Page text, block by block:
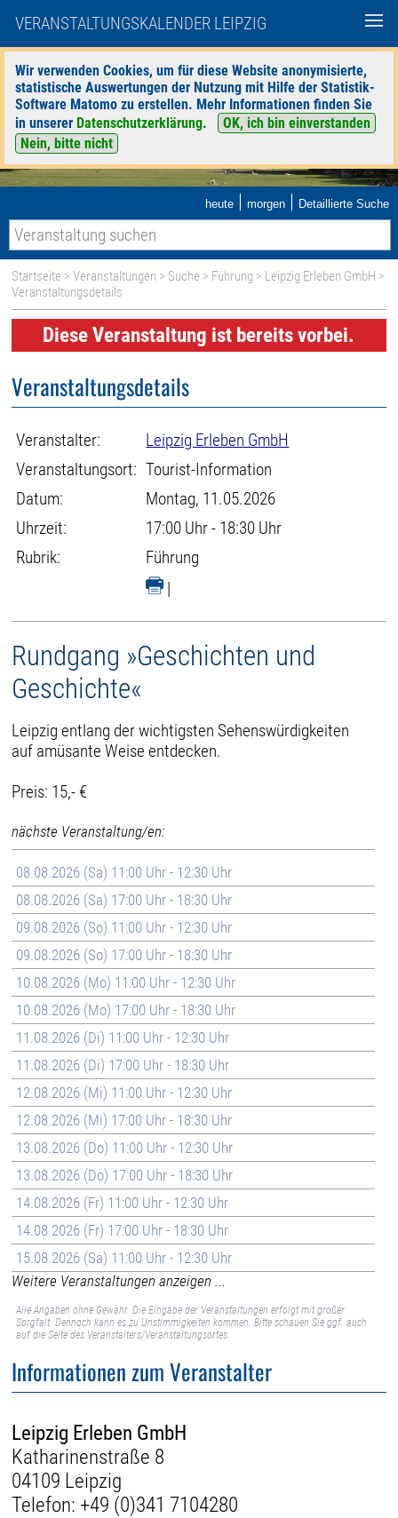
VERANSTALTUNGSKALENDER LEIPZIG
Wir verwenden Cookies, um für diese Website anonymisierte,
statistische Auswertungen der Nutzung mit Hilfe der Statistik-
Software Matomo zu erstellen. Mehr Informationen finden Sie
in unserer Datenschutzerklärung.
OK, ich bin einverstanden
Nein, bitte nicht
heute | morgen | Detaillierte Suche
Startseite >Veranstaltungen > Suche > Führung > Leipzig Erleben GmbH >
Veranstaltungsdetails
Diese Veranstaltung ist bereits vorbei.
Veranstaltungsdetails
Veranstalter:
Leipzig Erleben GmbH
Veranstaltungsort: Tourist-Information
Datum:
Montag, 11.05.2026
Uhrzeit:
17:00 Uhr - 18:30 Uhr
Rubrik:
Führung
|
Rundgang »Geschichten und
Geschichte«
Leipzig entlang der wichtigsten Sehenswürdigkeiten
auf amüsante Weise entdecken.
Preis: 15,- €
nächste Veranstaltung/en:
08.08.2026 (Sa) 11:00 Uhr - 12:30 Uhr
08.08.2026 (Sa) 17:00 Uhr - 18:30 Uhr
09.08.2026 (So) 11:00 Uhr - 12:30 Uhr
09.08.2026 (So) 17:00 Uhr - 18:30 Uhr
10.08.2026 (Mo) 11:00 Uhr - 12:30 Uhr
10.08.2026 (Mo) 17:00 Uhr - 18:30 Uhr
11.08.2026 (Di) 11:00 Uhr - 12:30 Uhr
11.08.2026 (Di) 17:00 Uhr - 18:30 Uhr
12.08.2026 (Mi) 11:00 Uhr - 12:30 Uhr
12.08.2026 (Mi) 17:00 Uhr - 18:30 Uhr
13.08.2026 (Do) 11:00 Uhr - 12:30 Uhr
13.08.2026 (Do) 17:00 Uhr - 18:30 Uhr
14.08.2026 (Fr) 11:00 Uhr - 12:30 Uhr
14.08.2026 (Fr) 17:00 Uhr - 18:30 Uhr
15.08.2026 (Sa) 11:00 Uhr - 12:30 Uhr
Weitere Veranstaltungen anzeigen ...
Alle Angaben ohne Gewähr. Die Eingabe der Veranstaltungen erfolgt mit großer
Sorgfalt. Dennoch kann es zu Unstimmigkeiten kommen. Bitte schauen Sie ggf. auch
auf die Seite des Veranstalters/Veranstaltungsortes.
Informationen zum Veranstalter
Leipzig Erleben GmbH
Katharinenstraße 8
04109 Leipzig
Telefon: +49 (0)341 7104280